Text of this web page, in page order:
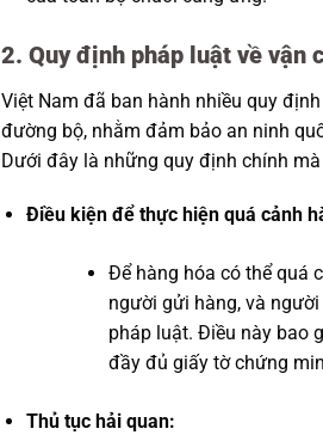
2. Quy định pháp luật về vận
Việt Nam đã ban hành nhiều quy
đường bộ, nhằm đảm bảo an ninh
Dưới đây là những quy định chính
Điều kiện để thực hiện quá cảnh
Để hàng hóa có thể quá
người gửi hàng, và
pháp luật. Điều này bao
đầy đủ giấy tờ chứng
Thủ tục hải quan: